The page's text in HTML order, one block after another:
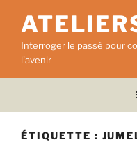
contenu
principal
Interroger le passé pour
l'avenir
ÉTIQUETTE :